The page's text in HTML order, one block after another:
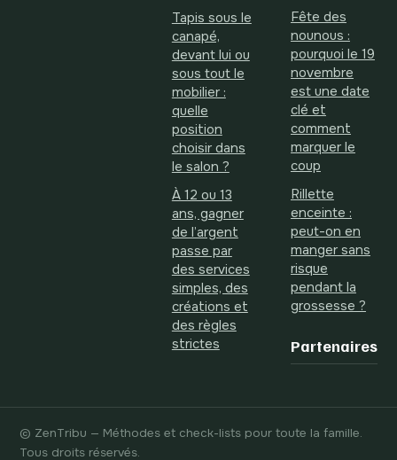
Tapis sous le
canapé,
devant lui ou
sous tout le
mobilier :
quelle
position
choisir dans
le salon ?
À 12 ou 13
ans, gagner
de l’argent
passe par
des services
simples, des
créations et
des règles
strictes
Fête des
nounous :
pourquoi le 19
novembre
est une date
clé et
comment
marquer le
coup
Rillette
enceinte :
peut-on en
manger sans
risque
pendant la
grossesse ?
Partenaires
© ZenTribu — Méthodes et check-lists pour toute la famille.
Tous droits réservés.